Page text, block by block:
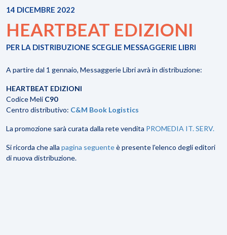
14 DICEMBRE 2022
HEARTBEAT EDIZIONI
PER LA DISTRIBUZIONE SCEGLIE MESSAGGERIE LIBRI
A partire dal 1 gennaio, Messaggerie Libri avrà in distribuzione:
HEARTBEAT EDIZIONI
Codice Meli C90
Centro distributivo: C&M Book Logistics
La promozione sarà curata dalla rete vendita PROMEDIA IT. SERV.
Si ricorda che alla pagina seguenteè presente l'elenco degli editori
di nuova distribuzione.